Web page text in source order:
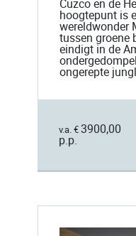
Cuzco en de
hoogtepunt is
wereldwonder
tussen groene
eindigt in de
ongerepte
v.a. € 3900,00
p.p.